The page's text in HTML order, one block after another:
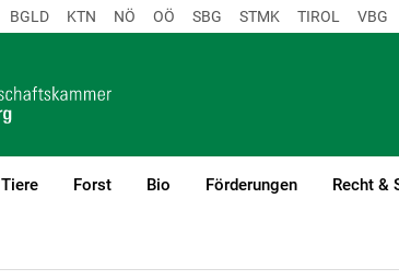
BGLD KTN NÖ OÖ SBG STMK TIROL VBG
Tiere Forst Bio Förderungen Recht &